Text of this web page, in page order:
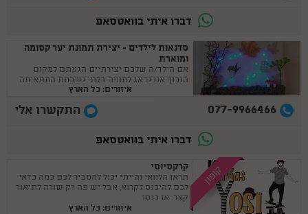
דברו איתי בוואטסאפ
סדנאות לילדים - יצירת תמונת יער קסומה
ומוארת
אם הילד/ה שלכם יצירתיים הגעתם למקום
הנכון! אנו נדאג לחוויה בלתי נשכחת המתאימה
איזורים: כל הארץ
077-9966466 התקשרו אלי
דברו איתי בוואטסאפ
קופון קרקסיוסי
תראו הלוואי והייתי יכול להסביר לכם כמה כדאי
לכם להיכנס לקרוא, אבל יש פה רק שורה לתיאור
קצר. אז כנסו
איזורים: כל הארץ